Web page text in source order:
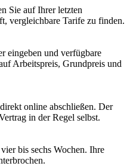
Sie auf Ihrer letzten
vergleichbare Tarife zu finden.
eingeben und verfügbare
Arbeitspreis, Grundpreis und
online abschließen. Der
in der Regel selbst.
bis sechs Wochen. Ihre